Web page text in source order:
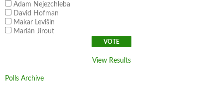
Adam Nejezchleba
David Hofman
Makar Levišin
Marián Jirout
View Results
Polls Archive